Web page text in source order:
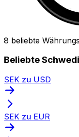
8 beliebte
Beliebte
SEK zu USD
SEK zu EUR